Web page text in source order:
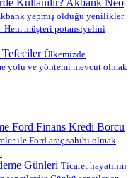
yapmış olduğu yenilikler
Hem müşteri potansiyelini
Tefeciler Ülkemizde
yolu ve yöntemi mevcut olmak
Ford Finans Kredi Borcu
ile Ford araç sahibi olmak
Günleri Ticaret hayatının